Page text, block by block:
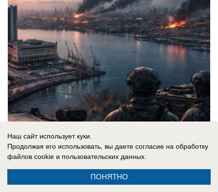
08.08.2026
Наш сайт использует куки.
Продолжая его использовать, вы даете согласие на обработку
файлов cookie и пользовательских данных.
ПОНЯТНО